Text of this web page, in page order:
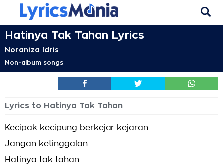
Hatinya Tak Tahan Lyrics
Noraniza Idris
Non-album songs
Lyrics to Hatinya Tak Tahan
Kecipak kecipung berkejar kejaran
Jangan ketinggalan
Hatinya tak tahan